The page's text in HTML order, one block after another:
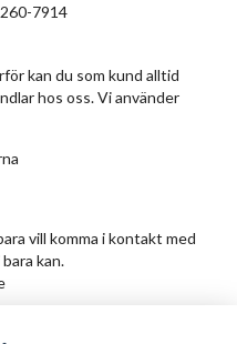
7914
kan du som kund alltid
hos oss. Vi använder
vill komma i kontakt med
kan.